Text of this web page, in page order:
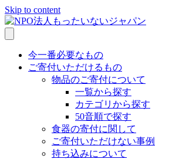
Skip to content
今一番必要なもの
ご寄付いただけるもの
物品のご寄付について
一覧から探す
カテゴリから探す
50音順で探す
食器の寄付に関して
ご寄付いただけない事例
持ち込みについて